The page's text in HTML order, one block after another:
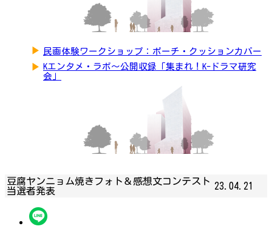
▶ 民画体験ワークショップ：ポーチ・クッションカバー
▶ Kエンタメ・ラボ～公開収録「集まれ！K-ドラマ研究
会」
豆腐ヤンニョム焼きフォト＆感想文コンテスト
当選者発表
23.04.21